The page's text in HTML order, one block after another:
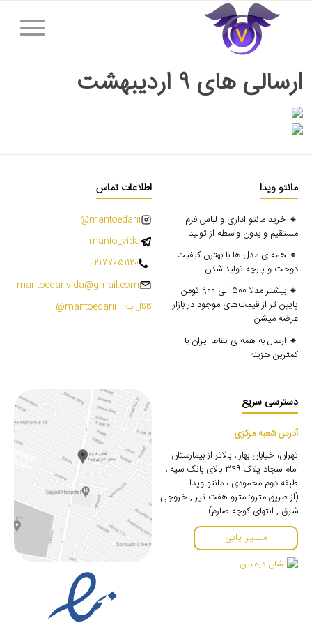
ارسالی های ۹ اردیبهشت
مانتو ویدا
🔸 خرید مانتو اداری و لباس فرم
مستقیم و بدون واسطه از تولید
🔸 همه ی مدل ها با بهترن کیفیت
دوخت و پارچه تولید شدن
🔸 بیشتر مدلا 500 الی 900 تومن
پایین تر از قیمت‌های موجود در بازار
عرضه میشن
🔸 ارسال به همه ی نقاط ایران با
کمترین هزینه
اطلاعات تماس
mantoedarii@
manto_vida
02177651120
mantoedarivida@gmail.com
کانال بله : mantoedarii@
دسترسی سریع
آدرس شعبه مرکزی
تهران، خیابان بهار ، بالاتر از بیمارستان
امام سجاد پلاک ۳۴۹ بالای بانک سپه ،
طبقه دوم محمودی ، مانتو ویدا
(از طریق مترو: مترو هفت تیر , خروجی
شرق , انتهای کوچه صارم)
مسیر یابی